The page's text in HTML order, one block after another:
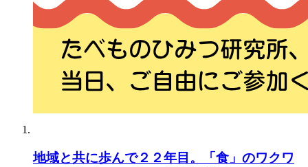
地域と共に歩んで２２年目。「食」のワクワ